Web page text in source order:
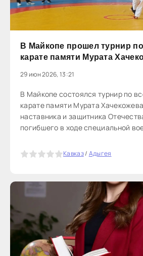
В Майкопе прошел турнир
карате памяти Мурата
29 июн 2026, 13:21
В Майкопе состоялся турнир по
карате памяти Мурата
наставника и защитника
погибшего в ходе специальной
Краснодарского края вышли на
Кавказ/ Адыгея